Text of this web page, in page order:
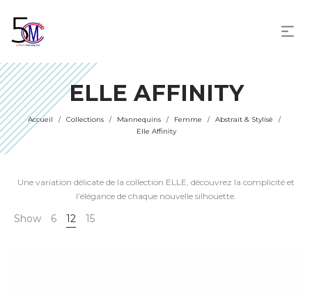
ELLE AFFINITY
Accueil / Collections / Mannequins / Femme / Abstrait & Stylisé /
Elle Affinity
Une variation délicate de la collection ELLE, découvrez la complicité et
l’élégance de chaque nouvelle silhouette.
Show 6 12 15